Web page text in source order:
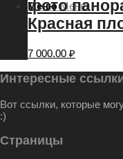
Меню Меню
фото
Красная
7 000.00 ₽
Интересные
Вот ссылки, которые
:)
Страницы